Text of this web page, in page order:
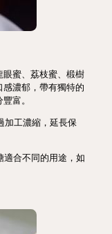
蜜、荔枝蜜、椴樹
濃郁，帶有獨特的
富。
加工濃縮，延長保
合不同的用途，如